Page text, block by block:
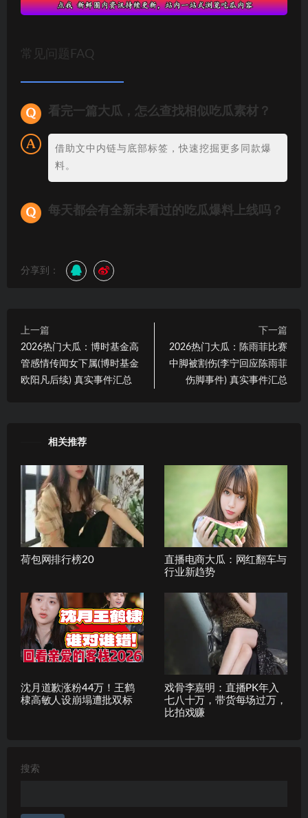
常见问题FAQ
看完一篇大瓜，怎么查找相似吃瓜素材？
借助文中内链与底部标签，快速挖掘更多同款爆
料。
每天都会有全新未看过的吃瓜爆料上线吗？
分享到：
上一篇
2026热门大瓜：博时基金高
管感情传闻女下属(博时基金
欧阳凡后续) 真实事件汇总
下一篇
2026热门大瓜：陈雨菲比赛
中脚被割伤(李宁回应陈雨菲
伤脚事件) 真实事件汇总
相关推荐
荷包网排行榜20
直播电商大瓜：网红翻车与
行业新趋势
沈月道歉涨粉44万！王鹤
棣高敏人设崩塌遭批双标
戏骨李嘉明：直播PK年入
七八十万，带货每场过万，
比拍戏赚
搜索